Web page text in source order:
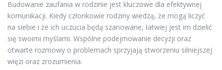
Budowanie zaufania w rodzinie jest kluczowe dla efektywnej
komunikacji. Kiedy członkowie rodziny wiedzą, że mogą liczyć
na siebie i że ich uczucia będą szanowane, łatwiej jest im dzielić
się swoimi myślami. Wspólne podejmowanie decyzji oraz
otwarte rozmowy o problemach sprzyjają stworzeniu silniejszej
więzi oraz zrozumienia.